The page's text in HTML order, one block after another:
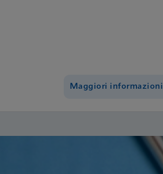
Maggiori informazioni